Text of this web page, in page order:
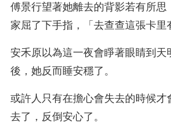
傅景行望著她離去的背影若有所思
家屈了下手指，「去查查這張卡里
安禾原以為這一夜會睜著眼睛到天
後，她反而睡安穩了。
或許人只有在擔心會失去的時候才
去了，反倒安心了。